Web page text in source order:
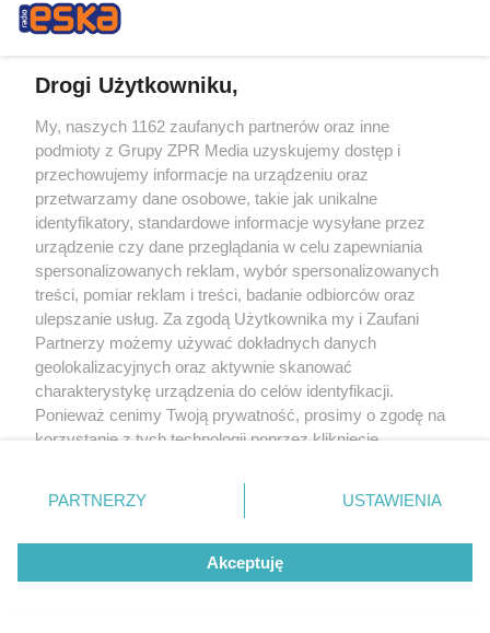
Drogi Użytkowniku,
My, naszych 1162 zaufanych partnerów oraz inne
podmioty z Grupy ZPR Media uzyskujemy dostęp i
przechowujemy informacje na urządzeniu oraz
przetwarzamy dane osobowe, takie jak unikalne
identyfikatory, standardowe informacje wysyłane przez
urządzenie czy dane przeglądania w celu zapewniania
spersonalizowanych reklam, wybór spersonalizowanych
treści, pomiar reklam i treści, badanie odbiorców oraz
ulepszanie usług. Za zgodą Użytkownika my i Zaufani
Partnerzy możemy używać dokładnych danych
geolokalizacyjnych oraz aktywnie skanować
charakterystykę urządzenia do celów identyfikacji.
Ponieważ cenimy Twoją prywatność, prosimy o zgodę na
korzystanie z tych technologii poprzez kliknięcie
zmienić/wycofać klikając przycisk ustawień prywatności
znajdujący się w lewym dolnym rogu strony
rodzaje przetwarzania danych nie wymagają zgody
użytkownika, ale masz prawo sprzeciwić się takiemu
przetwarzaniu. Preferencje będą miały zastosowanie tylko
PARTNERZY USTAWIENIA
Akceptuję